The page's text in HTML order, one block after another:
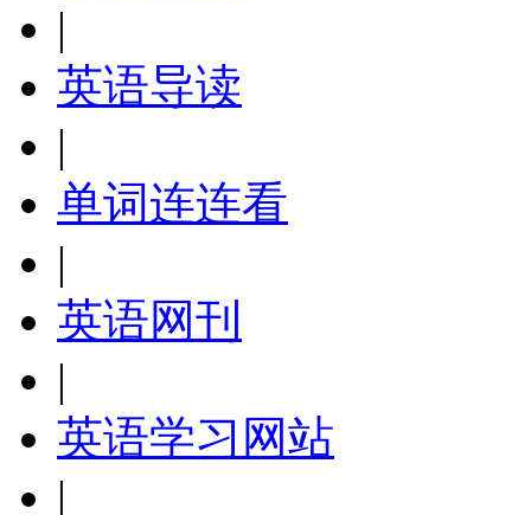
|
英语导读
|
单词连连看
|
英语网刊
|
英语学习网站
|